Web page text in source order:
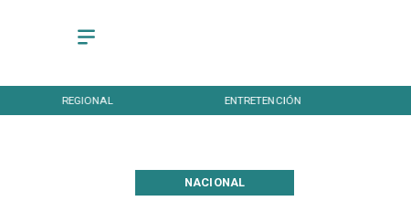
REGIONAL ENTRETENCIÓN
NACIONAL